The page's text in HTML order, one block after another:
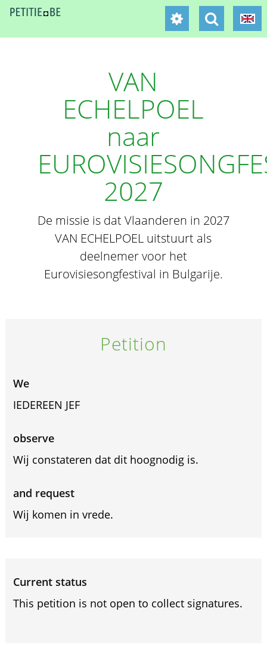
VAN
ECHELPOEL
naar
2027
De missie is dat Vlaanderen in 2027
VAN ECHELPOEL uitstuurt als
deelnemer voor het
Eurovisiesongfestival in Bulgarije.
Petition
We
IEDEREEN JEF
observe
Wij constateren dat dit hoognodig is.
and request
Wij komen in vrede.
Current status
This petition is not open to collect signatures.